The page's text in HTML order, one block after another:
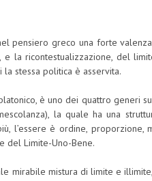
pensiero greco una forte
la ricontestualizzazione, del
stessa politica è asservita.
è uno dei quattro generi
la quale ha una
l’essere è ordine, proporzione,
del Limite-Uno-Bene.
mirabile mistura di limite e